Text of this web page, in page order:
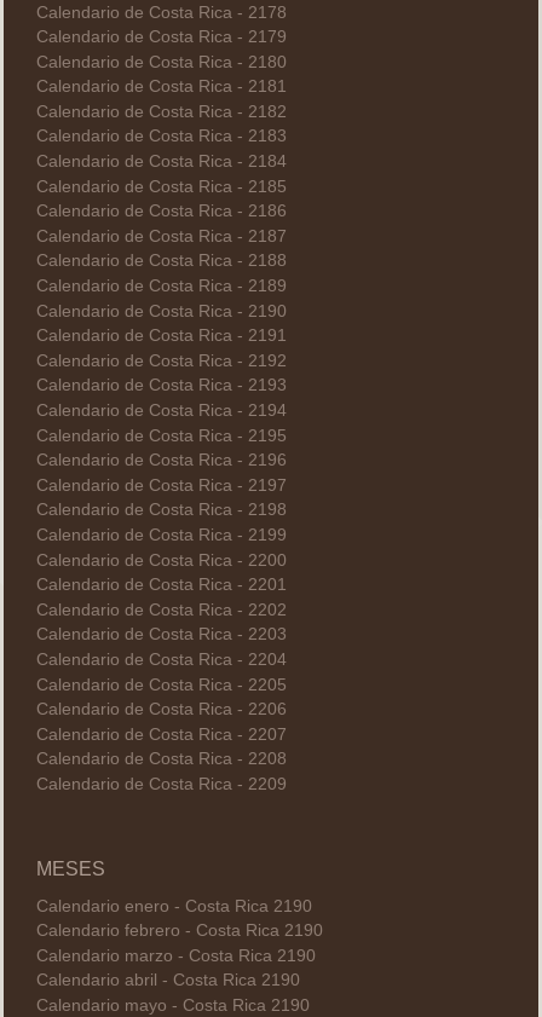
Calendario de Costa Rica - 2178
Calendario de Costa Rica - 2179
Calendario de Costa Rica - 2180
Calendario de Costa Rica - 2181
Calendario de Costa Rica - 2182
Calendario de Costa Rica - 2183
Calendario de Costa Rica - 2184
Calendario de Costa Rica - 2185
Calendario de Costa Rica - 2186
Calendario de Costa Rica - 2187
Calendario de Costa Rica - 2188
Calendario de Costa Rica - 2189
Calendario de Costa Rica - 2190
Calendario de Costa Rica - 2191
Calendario de Costa Rica - 2192
Calendario de Costa Rica - 2193
Calendario de Costa Rica - 2194
Calendario de Costa Rica - 2195
Calendario de Costa Rica - 2196
Calendario de Costa Rica - 2197
Calendario de Costa Rica - 2198
Calendario de Costa Rica - 2199
Calendario de Costa Rica - 2200
Calendario de Costa Rica - 2201
Calendario de Costa Rica - 2202
Calendario de Costa Rica - 2203
Calendario de Costa Rica - 2204
Calendario de Costa Rica - 2205
Calendario de Costa Rica - 2206
Calendario de Costa Rica - 2207
Calendario de Costa Rica - 2208
Calendario de Costa Rica - 2209
MESES
Calendario enero - Costa Rica 2190
Calendario febrero - Costa Rica 2190
Calendario marzo - Costa Rica 2190
Calendario abril - Costa Rica 2190
Calendario mayo - Costa Rica 2190